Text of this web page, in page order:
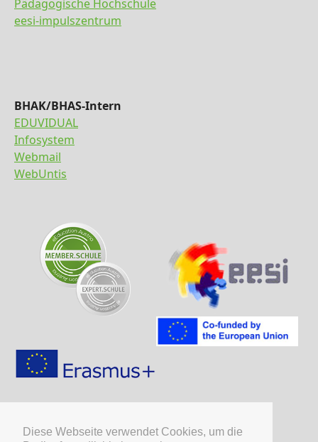
Diese Webseite verwendet Cookies, um die
Pädagogische Hochschule
eesi-impulszentrum
BHAK/BHAS-Intern
EDUVIDUAL
Infosystem
Webmail
WebUntis